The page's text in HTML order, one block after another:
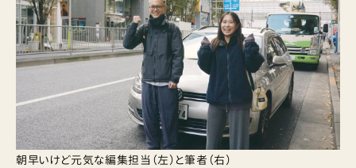
朝早いけど元気な編集担当（左）と筆者（右）